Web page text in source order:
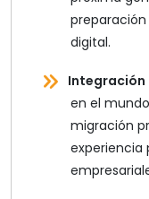
digital.
Integración
en el
migración
experiencia